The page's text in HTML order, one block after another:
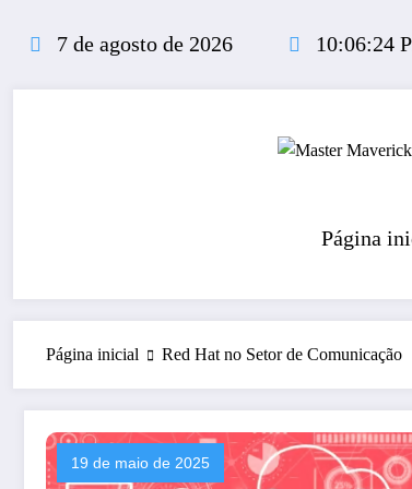
conteúdo
7 de agosto de 2026 10:06:24
Página
Página inicial Red Hat no Setor de Comunicação
19 de maio de 2025